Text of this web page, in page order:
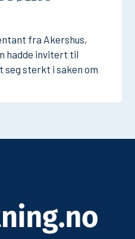
fra Akershus,
hadde invitert til
seg sterkt i saken om